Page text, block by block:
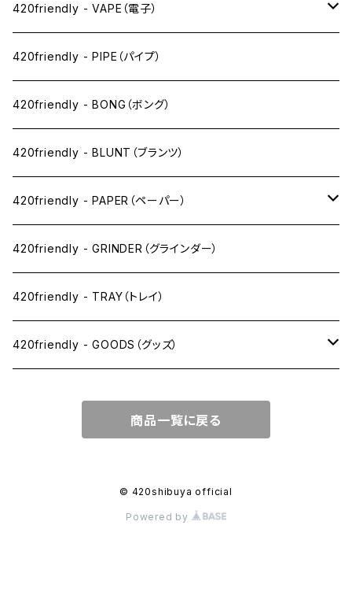
420friendly - VAPE（電子）
ペン下
ニコパフ系
ドライ系
ワックス系
420friendly - PIPE（パイプ）
420friendly - BONG（ボング）
420friendly - BLUNT（ブランツ）
420friendly - PAPER（ペーパー）
SW(シングルワイド）サイズ
1 1/4サイズ
キングサイズスリム
キングサイズワイド
420friendly - GRINDER（グラインダー）
420friendly - TRAY（トレイ）
420friendly - GOODS（グッズ）
JOINT（ジョイント系）
CLEANING（掃除・保管）
商品一覧に戻る
© 420shibuya official
Powered by